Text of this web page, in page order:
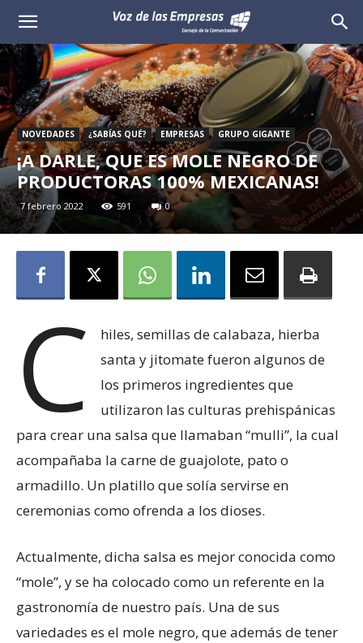
Voz
las
Empresas
NOVEDADES ¿SABÍAS QUÉ? EMPRESAS GRUPO GIGANTE
¡A DARLE, QUE ES MOLE NEGRO DE
PRODUCTORAS 100% MEXICANAS!
7 febrero 2022 591 0
C
hiles, semillas de calabaza, hierba
santa y jitomate fueron algunos de
los primeros ingredientes que
utilizaron las culturas prehispánicas
para crear una salsa que llamaban “mulli”, la cual
acompañaba la carne de guajolote, pato o
armadillo. Un platillo que solía servirse en
ceremonias como ofrenda a los dioses.
Actualmente, dicha salsa es mejor conocida como
“mole”, y se ha colocado como un referente en la
gastronomía de nuestro país. Una de sus
variedades es el mole negro, que además de tener